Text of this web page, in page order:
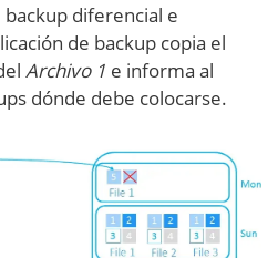
diferencial e
de backup copia el
Archivo 1 e informa al
dónde debe colocarse.